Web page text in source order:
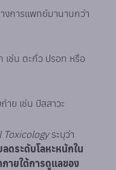
งการแพทย์มานานกว่า
เช่น ตะกั่ว ปรอท หรือ
าย เช่น ปัสสาวะ
Toxicologyระบุว่า
ดระดับโลหะหนักใน
ายใต้การดูแลของ